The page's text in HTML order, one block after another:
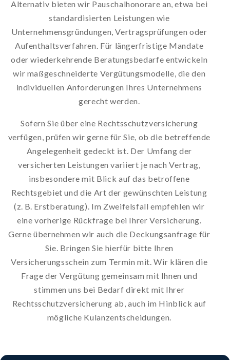
Alternativ bieten wir Pauschalhonorare an, etwa bei
standardisierten Leistungen wie
Unternehmensgründungen, Vertragsprüfungen oder
Aufenthaltsverfahren. Für längerfristige Mandate
oder wiederkehrende Beratungsbedarfe entwickeln
wir maßgeschneiderte Vergütungsmodelle, die den
individuellen Anforderungen Ihres Unternehmens
gerecht werden.
Sofern Sie über eine Rechtsschutzversicherung
verfügen, prüfen wir gerne für Sie, ob die betreffende
Angelegenheit gedeckt ist. Der Umfang der
versicherten Leistungen variiert je nach Vertrag,
insbesondere mit Blick auf das betroffene
Rechtsgebiet und die Art der gewünschten Leistung
(z. B. Erstberatung). Im Zweifelsfall empfehlen wir
eine vorherige Rückfrage bei Ihrer Versicherung.
Gerne übernehmen wir auch die Deckungsanfrage für
Sie. Bringen Sie hierfür bitte Ihren
Versicherungsschein zum Termin mit. Wir klären die
Frage der Vergütung gemeinsam mit Ihnen und
stimmen uns bei Bedarf direkt mit Ihrer
Rechtsschutzversicherung ab, auch im Hinblick auf
mögliche Kulanzentscheidungen.